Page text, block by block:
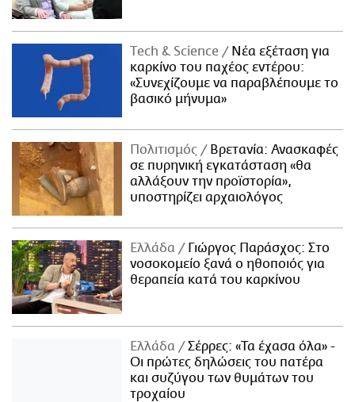
Τech & Science
Νέα εξέταση για
καρκίνο του παχέος εντέρου:
«Συνεχίζουμε να παραβλέπουμε το
βασικό μήνυμα»
Πολιτισμός
Βρετανία: Ανασκαφές
σε πυρηνική εγκατάσταση «θα
αλλάξουν την προϊστορία»,
υποστηρίζει αρχαιολόγος
Ελλάδα
Γιώργος Παράσχος: Στο
νοσοκομείο ξανά ο ηθοποιός για
θεραπεία κατά του καρκίνου
Ελλάδα
Σέρρες: «Τα έχασα όλα» -
Οι πρώτες δηλώσεις του πατέρα
και συζύγου των θυμάτων του
τροχαίου